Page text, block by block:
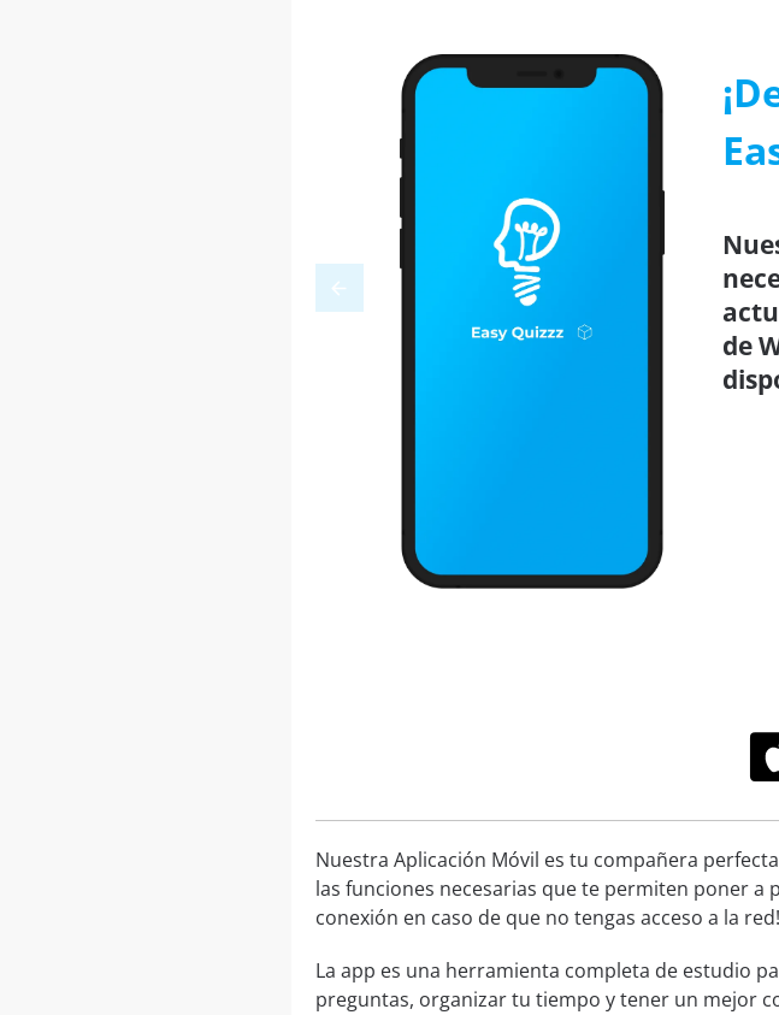
de
Nuestra Aplicación Móvil es tu compañera
las funciones necesarias que te permiten poner
conexión en caso de que no tengas acceso a la red!
La app es una herramienta completa de estudio
preguntas, organizar tu tiempo y tener un mejor